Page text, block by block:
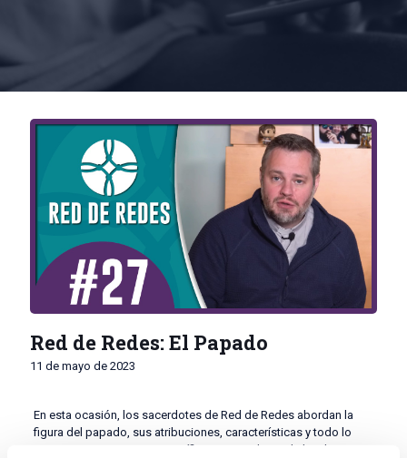
Red de Redes: El Papado
11 de mayo de 2023
En esta ocasión, los sacerdotes de Red de Redes abordan la
figura del papado, sus atribuciones, características y todo lo
que concierne a nuestro Pontífice como cabeza de la Iglesia y